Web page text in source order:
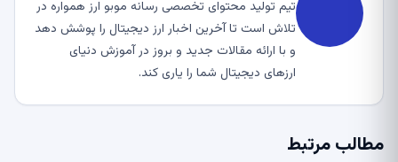
تیم تولید محتوای تخصصی رسانه موبو ارز همواره در
تلاش است تا آخرین اخبار ارز دیجیتال را پوشش دهد
و با ارائه مقالات جدید و بروز در آموزش دنیای
ارزهای دیجیتال شما را یاری کند.
مطالب مرتبط